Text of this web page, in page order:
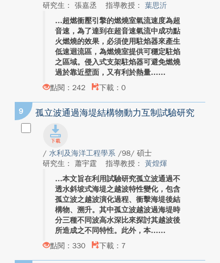
研究生： 張嘉丞
指導教授： 葉思沂
超燃衝壓引擎的燃燒室氣流速度為超
音速，為了達到在超音速氣流中成功點
火燃燒的效果，必須使用駐焰器來產生
低速迴流區，為燃燒室提供可穩定駐焰
之區域。侵入式支架駐焰器可避免燃燒
過於靠近壁面，又有利於熱量...
點閱：242
下載：0
9 孤立波通過海堤結構物動力互制試驗研究
/ 水利及海洋工程學系 /98/ 碩士
研究生： 蕭宇霆
指導教授： 黃煌煇
本文旨在利用試驗研究孤立波通過不
透水斜坡式海堤之越波特性變化，包含
孤立波之越波演化過程、衝擊海堤後結
構物、溯升。其中孤立波越波過海堤時
分三種不同波高水深比來探討其越波後
所造成之不同特性。此外，本...
點閱：330
下載：7